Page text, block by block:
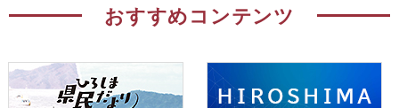
おすすめコンテンツ